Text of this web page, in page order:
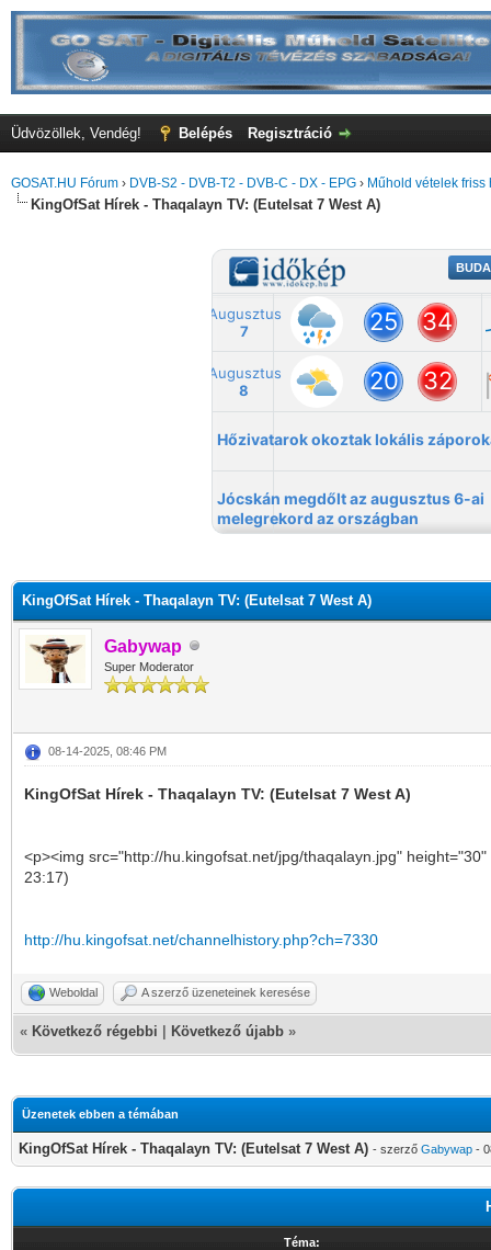
Üdvözöllek, Vendég! Belépés Regisztráció
GOSAT.HU Fórum › DVB-S2 - DVB-T2 - DVB-C - DX - EPG › Műhold vételek friss
KingOfSat Hírek - Thaqalayn TV: (Eutelsat 7 West A)
KingOfSat Hírek - Thaqalayn TV: (Eutelsat 7 West A)
Gabywap
Super Moderator
08-14-2025, 08:46 PM
KingOfSat Hírek - Thaqalayn TV: (Eutelsat 7 West A)
<p><img src="http://hu.kingofsat.net/jpg/thaqalayn.jpg"
23:17)
http://hu.kingofsat.net/channelhistory.php?ch=7330
Weboldal A szerző üzeneteinek keresése
« Következő régebbi Következő újabb »
Üzenetek ebben a témában
KingOfSat Hírek - Thaqalayn TV: (Eutelsat 7 West A) - szerző Gabywap -
Téma: